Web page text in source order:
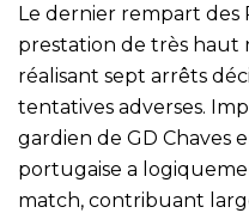
Le dernier rempart des
prestation de très haut
réalisant sept arrêts
tentatives adverses.
gardien de GD Chaves
portugaise a
match, contribuant